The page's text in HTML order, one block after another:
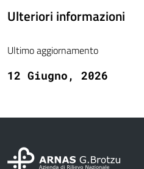
Ulteriori informazioni
Ultimo aggiornamento
12 Giugno, 2026